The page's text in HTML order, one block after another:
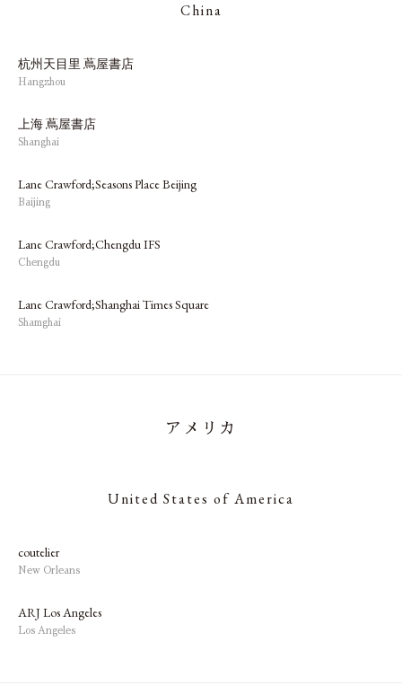
China
杭州天目里 蔦屋書店
Hangzhou
上海 蔦屋書店
Shanghai
Lane Crawford;Seasons Place Beijing
Baijing
Lane Crawford;Chengdu IFS
Chengdu
Lane Crawford;Shanghai Times Square
Shamghai
アメリカ
United States of America
coutelier
New Orleans
ARJ Los Angeles
Los Angeles